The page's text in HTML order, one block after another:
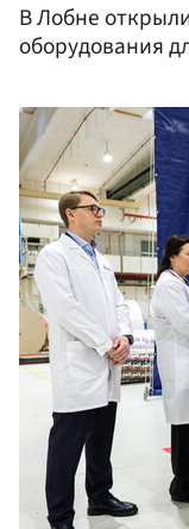
В Лобне
оборудования